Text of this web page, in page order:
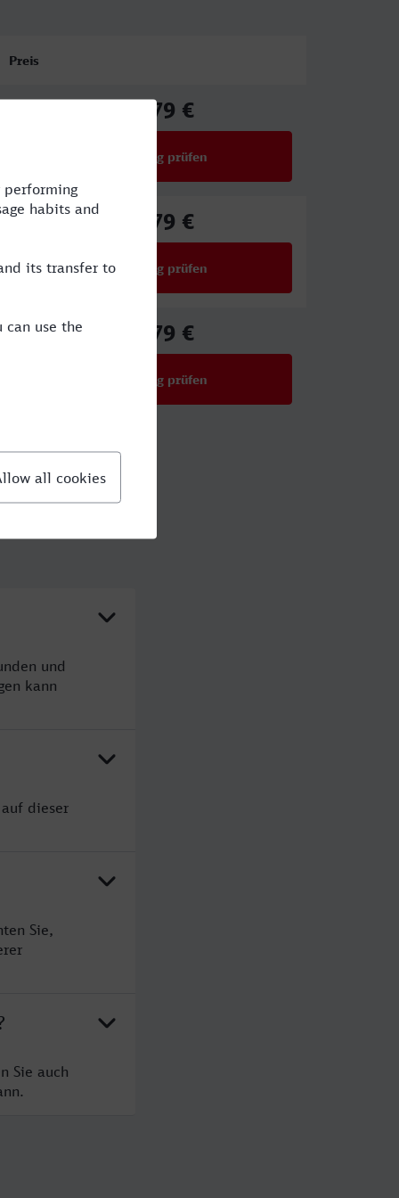
Preis
39,79 €
Verbindung prüfen
39,79 €
Verbindung prüfen
39,79 €
Verbindung prüfen
und
kann
dieser
Sie,
Sie auch